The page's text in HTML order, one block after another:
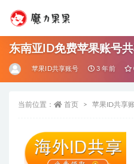
东南亚ID免费苹果账号
苹果ID共享账号 3 年前
当前位置： 首页 苹果ID共享